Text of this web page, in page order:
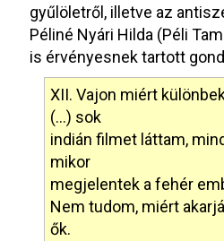
gyűlöletről, illetve az
Péliné Nyári Hilda (Péli
is érvényesnek tartott
XII. Vajon miért
(…) sok
indián filmet láttam,
mikor
megjelentek a fehér
Nem tudom, miért
ők.